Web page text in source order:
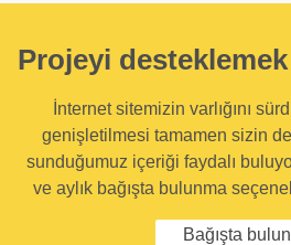
Projeyi
İnternet sitemizin varlığını
genişletilmesi tamamen sizin
sunduğumuz içeriği faydalı
ve aylık bağışta bulunma
Bağışta